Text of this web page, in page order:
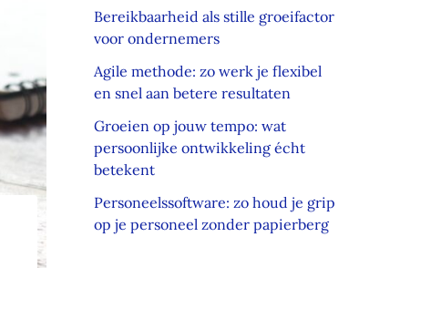
Bereikbaarheid als stille groeifactor
voor ondernemers
Agile methode: zo werk je flexibel
en snel aan betere resultaten
Groeien op jouw tempo: wat
persoonlijke ontwikkeling écht
betekent
Personeelssoftware: zo houd je grip
op je personeel zonder papierberg